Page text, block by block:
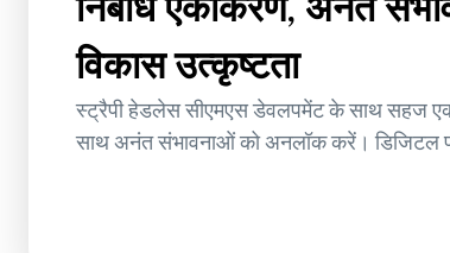
विकास उत्कृष्टता
स्ट्रैपी हेडलेस सीएमएस डेवलपमेंट के साथ सहज
साथ अनंत संभावनाओं को अनलॉक करें। डिजिटल